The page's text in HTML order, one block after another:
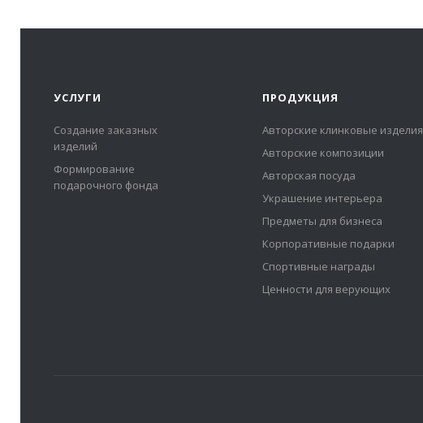
УСЛУГИ
Создание заказных
изделий
Формирование
подарочного фонда
ПРОДУКЦИЯ
Авторские клинковые изделия
Авторские композиции
Авторская посуда
Украшение интерьера
Предметы для бизнеса
Корпоративные подарки
Спортивные награды
Ценности для верующих